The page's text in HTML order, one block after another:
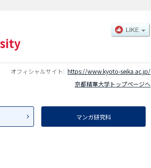
オフィシャルサイト: https://www.kyoto-seika.ac.jp/
京都精華大学トップページへ
マンガ研究科